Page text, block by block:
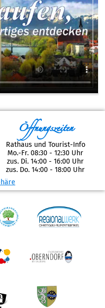
Öffnungszeiten
Rathaus und Tourist-Info
Mo.-Fr. 08:30 - 12:30 Uhr
zus. Di. 14:00 - 16:00 Uhr
zus. Do. 14:00 - 18:00 Uhr